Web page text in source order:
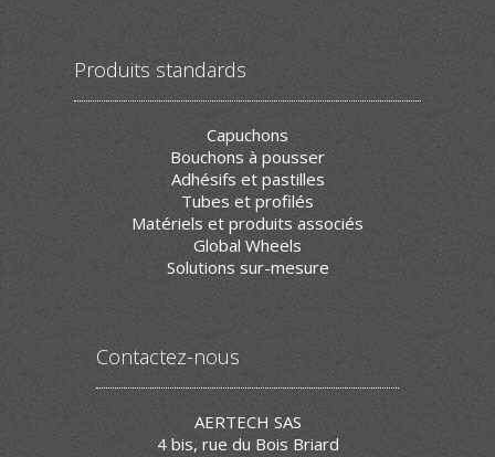
Produits standards
Capuchons
Bouchons à pousser
Adhésifs et pastilles
Tubes et profilés
Matériels et produits associés
Global Wheels
Solutions sur-mesure
Contactez-nous
AERTECH SAS
4 bis, rue du Bois Briard